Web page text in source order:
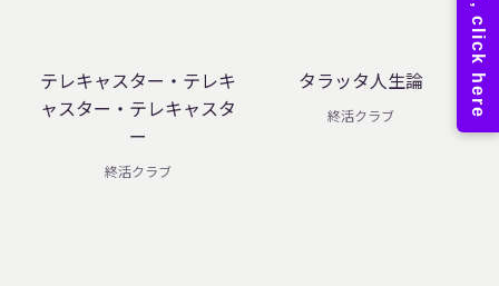
テレキャスター・テレキ
ャスター・テレキャスタ
ー
終活クラブ
タラッタ人生論
終活クラブ